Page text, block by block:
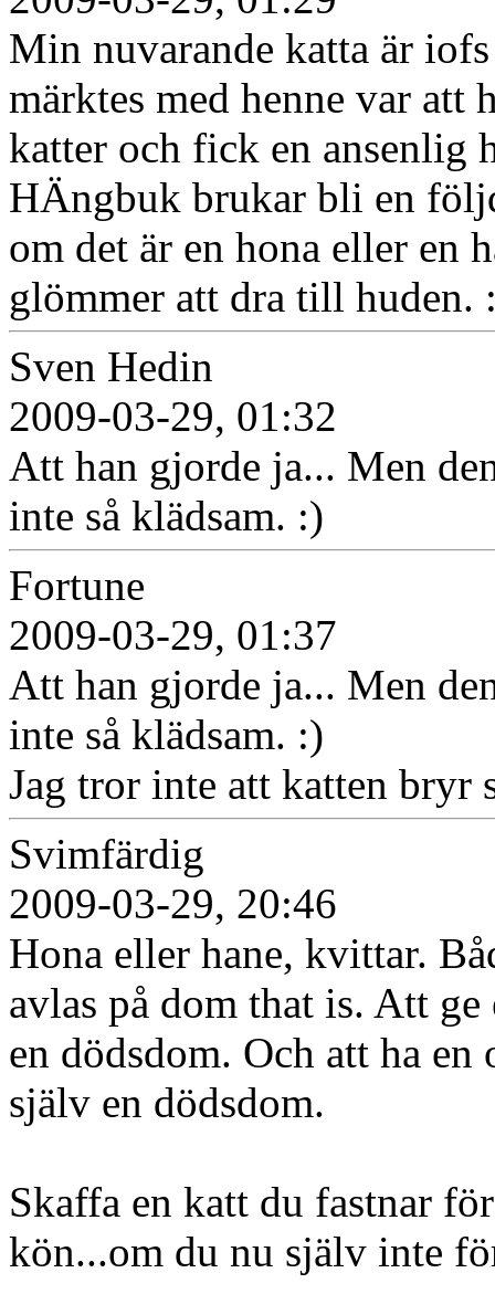
Min nuvarande katta är
märktes med henne var att
katter och fick en ansenlig
HÄngbuk brukar bli en
om det är en hona eller en
glömmer att dra till huden.
Sven Hedin
2009-03-29, 01:32
Att han gjorde ja... Men
inte så klädsam. :)
Fortune
2009-03-29, 01:37
Att han gjorde ja... Men
inte så klädsam. :)
Jag tror inte att katten bryr
Svimfärdig
2009-03-29, 20:46
Hona eller hane, kvittar.
avlas på dom that is. Att
en dödsdom. Och att ha
själv en dödsdom.
Skaffa en katt du fastnar
kön...om du nu själv inte